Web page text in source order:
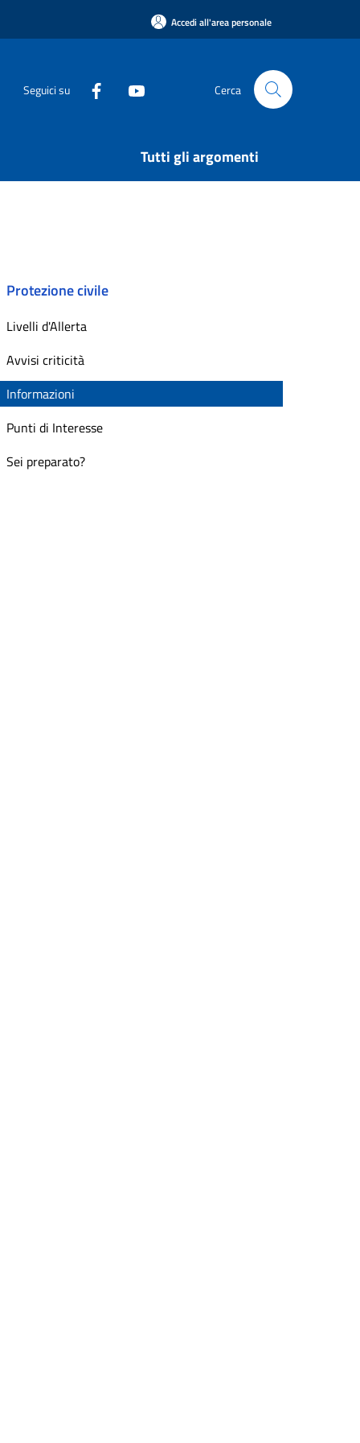
Accedi all'area personale
Seguici su Cerca
Tutti gli argomenti
Protezione civile
Livelli d'Allerta
Avvisi criticità
Informazioni
Punti di Interesse
Sei preparato?